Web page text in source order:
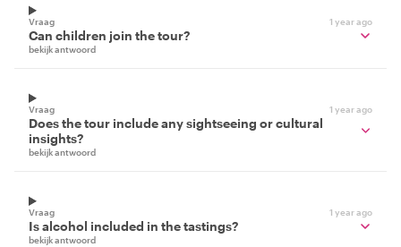
Vraag 1 year ago
Can children join the tour?
bekijk antwoord
Vraag 1 year ago
Does the tour include any sightseeing or cultural
insights?
bekijk antwoord
Vraag 1 year ago
Is alcohol included in the tastings?
bekijk antwoord